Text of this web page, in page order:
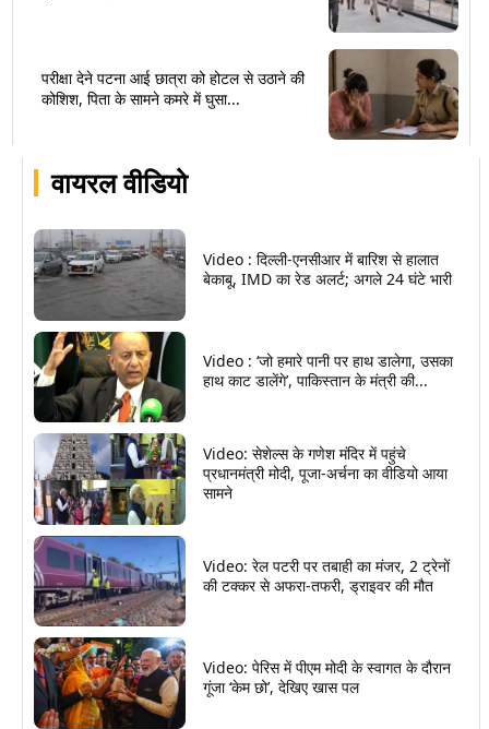
वायरल वीडियो
Video : दिल्ली-एनसीआर में बारिश से हालात
बेकाबू, IMD का रेड अलर्ट; अगले 24 घंटे भारी
Video : ‘जो हमारे पानी पर हाथ डालेगा, उसका
हाथ काट डालेंगे’, पाकिस्तान के मंत्री की...
Video: सेशेल्स के गणेश मंदिर में पहुंचे
प्रधानमंत्री मोदी, पूजा-अर्चना का वीडियो आया
सामने
Video: रेल पटरी पर तबाही का मंजर, 2 ट्रेनों
की टक्कर से अफरा-तफरी, ड्राइवर की मौत
Video: पेरिस में पीएम मोदी के स्वागत के दौरान
गूंजा ‘केम छो’, देखिए खास पल
परीक्षा देने पटना आई छात्रा को होटल से उठाने की
कोशिश, पिता के सामने कमरे में घुसा...